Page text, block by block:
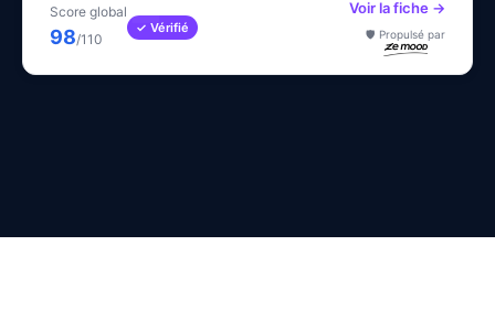
Score global
98/110
✓ Vérifié
Voir la fiche →
🛡️ Propulsé par